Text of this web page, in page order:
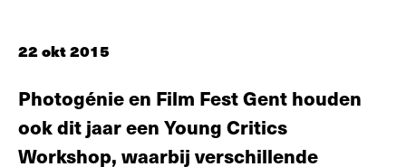
22 okt 2015
Photogénie en Film Fest Gent houden
ook dit jaar een Young Critics
Workshop, waarbij verschillende